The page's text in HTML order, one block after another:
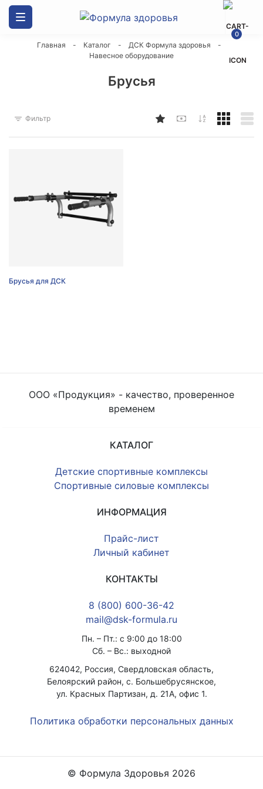
0
Каталог товаров
ДСК Формула здоровья
Скалодромы
Маты гимнастические
Оборудование и стенды
Кольца баскетбольные
Главная - Каталог - ДСК Формула здоровья
-
Навесное оборудование
Брусья
Фильтр
Брусья для ДСК
ООО «Продукция» - качество, проверенное
временем
КАТАЛОГ
Детские спортивные комплексы
Спортивные силовые комплексы
ИНФОРМАЦИЯ
Прайс-лист
Личный кабинет
КОНТАКТЫ
8 (800) 600-36-42
mail@dsk-formula.ru
Пн. – Пт.: с 9:00 до 18:00
Сб. – Вс.: выходной
624042, Россия, Свердловская область,
Белоярский район, с. Большебрусянское,
ул. Красных Партизан, д. 21А, офис 1.
Политика обработки персональных данных
© Формула Здоровья 2026